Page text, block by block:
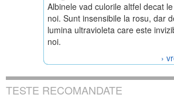
Albinele vad culorile altfel decat
noi. Sunt insensibile la rosu, dar
lumina ultravioleta care este
noi.
›
TESTE RECOMANDATE